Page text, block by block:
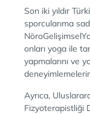
Son iki yıldır
sporcularıma
onları yoga ile
yapmalarını ve
Ayrıca,
Fizyoterapistliği